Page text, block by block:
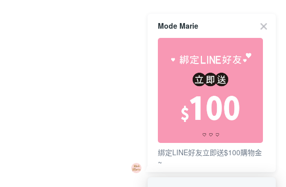
Mode Marie
綁定LINE好友立即送$100購物金
~